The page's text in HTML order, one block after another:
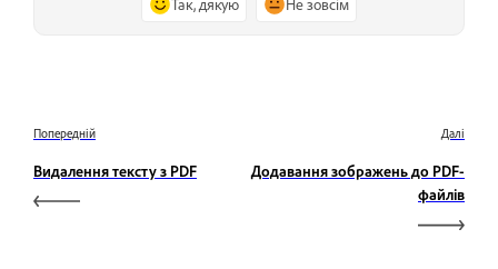
Так, дякую Не зовсім
Попередній
Видалення тексту з PDF
Далі
Додавання зображень до PDF-
файлів